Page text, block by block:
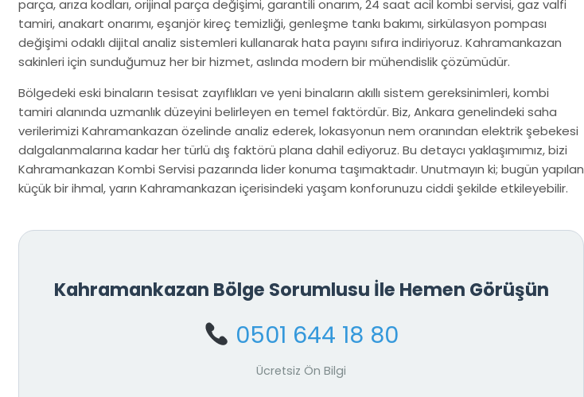
parça, arıza kodları, orijinal parça değişimi, garantili onarım, 24 saat acil kombi servisi, gaz valfi
tamiri, anakart onarımı, eşanjör kireç temizliği, genleşme tankı bakımı, sirkülasyon pompası
değişimi odaklı dijital analiz sistemleri kullanarak hata payını sıfıra indiriyoruz. Kahramankazan
sakinleri için sunduğumuz her bir hizmet, aslında modern bir mühendislik çözümüdür.
Bölgedeki eski binaların tesisat zayıflıkları ve yeni binaların akıllı sistem gereksinimleri, kombi
tamiri alanında uzmanlık düzeyini belirleyen en temel faktördür. Biz, Ankara genelindeki saha
verilerimizi Kahramankazan özelinde analiz ederek, lokasyonun nem oranından elektrik şebekesi
dalgalanmalarına kadar her türlü dış faktörü plana dahil ediyoruz. Bu detaycı yaklaşımımız, bizi
Kahramankazan Kombi Servisi pazarında lider konuma taşımaktadır. Unutmayın ki; bugün yapılan
küçük bir ihmal, yarın Kahramankazan içerisindeki yaşam konforunuzu ciddi şekilde etkileyebilir.
Kahramankazan Bölge Sorumlusu İle Hemen Görüşün
0501 644 18 80
Ücretsiz Ön Bilgi